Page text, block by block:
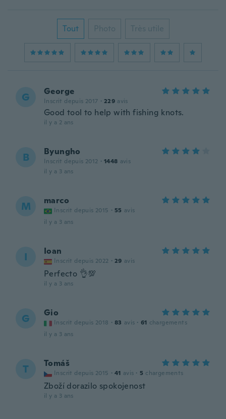
Tout Photo Très utile
G George
Inscrit depuis 2017 · 229 avis
Good tool to help with fishing knots.
il y a 2 ans
B Byungho
Inscrit depuis 2012 · 1448 avis
il y a 3 ans
M marco
Inscrit depuis 2015 · 55 avis
il y a 3 ans
I Ioan
Inscrit depuis 2022 · 29 avis
Perfecto 👌💯
il y a 3 ans
G Gio
Inscrit depuis 2018 · 83 avis · 61 chargements
il y a 3 ans
T Tomáš
Inscrit depuis 2015 · 41 avis · 5 chargements
Zboží dorazilo spokojenost
il y a 3 ans